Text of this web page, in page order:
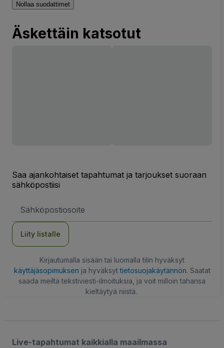
Nollaa suodattimet
Äskettäin katsotut
Saa ajankohtaiset tapahtumat ja tarjoukset suoraan
sähköpostiisi
Liity listalle
Kirjautumalla sisään tai luomalla tilin hyväksyt
käyttäjäsopimuksen ja hyväksyttietosuojakäytännön. Saatat
saada meiltä tekstiviesti-ilmoituksia, ja voit milloin tahansa
kieltäytyä niistä.
Live-tapahtumat kaikkialla maailmassa